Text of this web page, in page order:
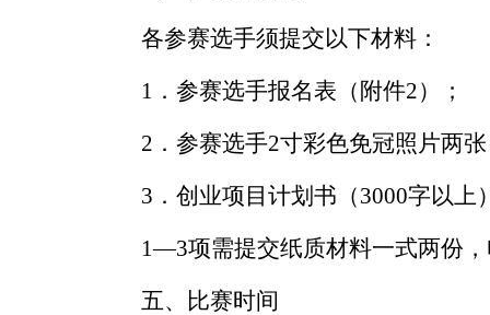
各参赛选手须提交以下材料：
1 ．参赛选手报名表（附件2）；
2 ．参赛选手2寸彩色免冠照片两
3 ．创业项目计划书（3000字以上
1—3项需提交纸质材料一式两份
五、比赛时间